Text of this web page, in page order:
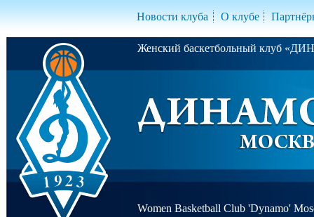
Новости клуба О клубе
Женский баскетбольный клуб
Women Basketball Club 'Dynamo'